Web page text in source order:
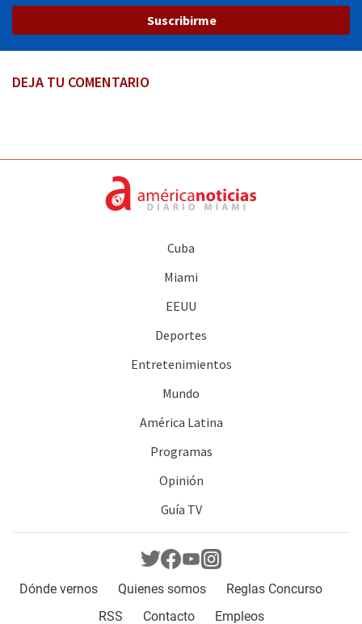
Suscribirme
DEJA TU COMENTARIO
Cuba
Miami
EEUU
Deportes
Entretenimientos
Mundo
América Latina
Programas
Opinión
Guía TV
Dónde vernos Quienes somos
Reglas Concurso
RSS
Contacto Empleos